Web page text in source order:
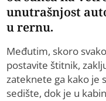
unutrašnjost
u rernu.
Međutim, skoro
postavite štitnik,
zateknete ga kako je
sedište, dok je u